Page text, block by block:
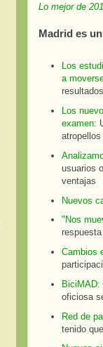
Lo mejor de
Madrid es
Los
a
Los
examen:
atropellos
usuarios
ventajas
Nuevos
"Nos
Cambios
BiciMAD:
oficiosa
Red de
tenido